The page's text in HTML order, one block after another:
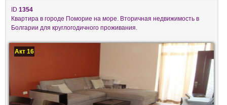
ID 1354
Квартира в городе Поморие на море. Вторичная недвижимость в
Болгарии для круглогодичного проживания.
Акт 16